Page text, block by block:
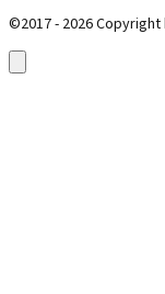
©2017 - 2026